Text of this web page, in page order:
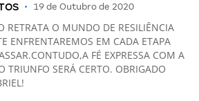
• 19 de Outubro de 2020
RETRATA O MUNDO DE RESILIÊNCIA
ENFRENTAREMOS EM CADA ETAPA
FÉ EXPRESSA COM A
TRIUNFO SERÁ CERTO. OBRIGADO